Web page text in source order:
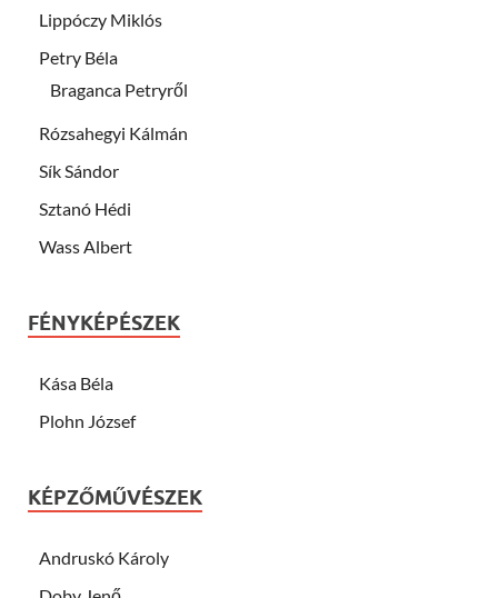
Lippóczy Miklós
Petry Béla
Braganca Petryről
Rózsahegyi Kálmán
Sík Sándor
Sztanó Hédi
Wass Albert
FÉNYKÉPÉSZEK
Kása Béla
Plohn József
KÉPZŐMŰVÉSZEK
Andruskó Károly